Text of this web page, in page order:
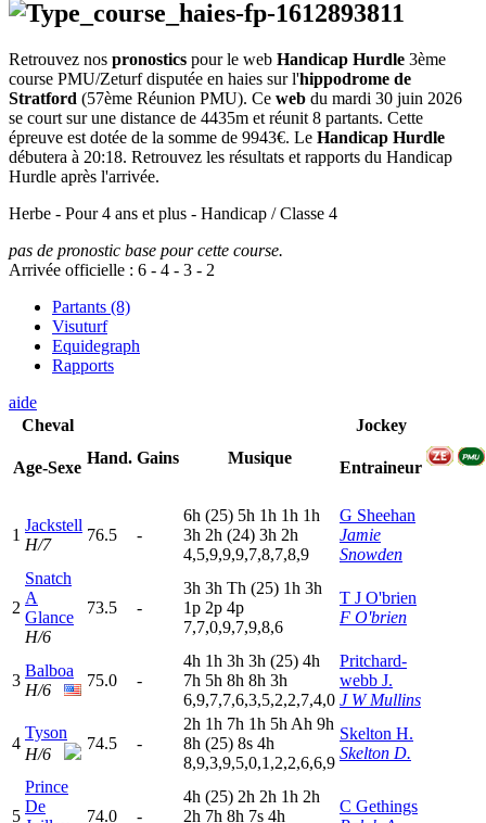
Retrouvez nos pronostics pour le web Handicap Hurdle 3ème
course PMU/Zeturf disputée en haies sur l'hippodrome de
Stratford (57ème Réunion PMU). Ce web du mardi 30 juin 2026
se court sur une distance de 4435m et réunit 8 partants. Cette
épreuve est dotée de la somme de 9943€. Le Handicap Hurdle
débutera à 20:18. Retrouvez les résultats et rapports du Handicap
Hurdle après l'arrivée.
Herbe - Pour 4 ans et plus - Handicap / Classe 4
pas de pronostic base pour cette course.
Arrivée officielle : 6 - 4 - 3 - 2
Partants (8)
Visuturf
Equidegraph
Rapports
aide
Cheval
Age-Sexe
Hand. Gains Musique
Jockey
Entraineur
1
Jackstell
H/7
76.5 -
6h (25) 5h 1h 1h 1h
3h 2h (24) 3h 2h
4,5,9,9,9,7,8,7,8,9
G Sheehan
Jamie
Snowden
2
Snatch
A
Glance
H/6
73.5 -
3h 3h Th (25) 1h 3h
1p 2p 4p
7,7,0,9,7,9,8,6
T J O'brien
F O'brien
3
Balboa
H/6
75.0 -
4h 1h 3h 3h (25) 4h
7h 5h 8h 8h 3h
6,9,7,7,6,3,5,2,2,7,4,0
Pritchard-
webb J.
J W Mullins
4
Tyson
H/6
74.5 -
2h 1h 7h 1h 5h Ah 9h
8h (25) 8s 4h
8,9,3,9,5,0,1,2,2,6,6,9
Skelton H.
Skelton D.
5
Prince
De
74.0 -
4h (25) 2h 2h 1h 2h
2h 7h 8h 7s 4h
C Gethings